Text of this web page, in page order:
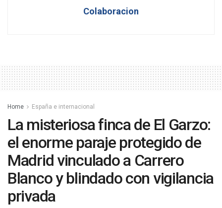
Colaboracion
Home España e internacional
La misteriosa finca de El Garzo:
el enorme paraje protegido de
Madrid vinculado a Carrero
Blanco y blindado con vigilancia
privada